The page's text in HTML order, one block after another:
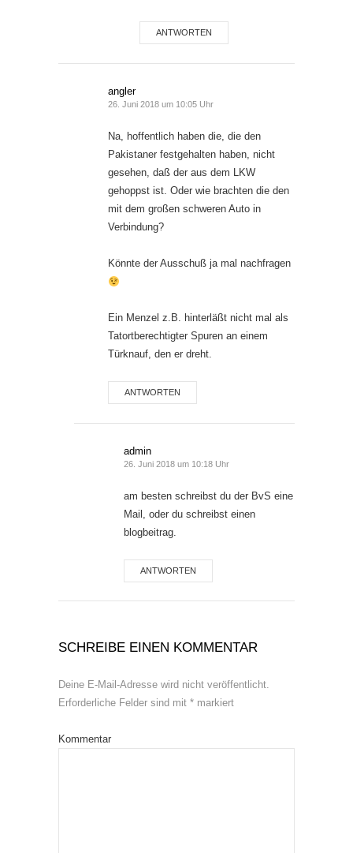
ANTWORTEN
angler
26. Juni 2018 um 10:05 Uhr
Na, hoffentlich haben die, die den
Pakistaner festgehalten haben, nicht
gesehen, daß der aus dem LKW
gehoppst ist. Oder wie brachten die den
mit dem großen schweren Auto in
Verbindung?
Könnte der Ausschuß ja mal nachfragen
Ein Menzel z.B. hinterläßt nicht mal als
Tatortberechtigter Spuren an einem
Türknauf, den er dreht.
ANTWORTEN
admin
26. Juni 2018 um 10:18 Uhr
am besten schreibst du der BvS eine
Mail, oder du schreibst einen
blogbeitrag.
ANTWORTEN
SCHREIBE EINEN KOMMENTAR
Deine E-Mail-Adresse wird nicht veröffentlicht.
Erforderliche Felder sind mit * markiert
Kommentar